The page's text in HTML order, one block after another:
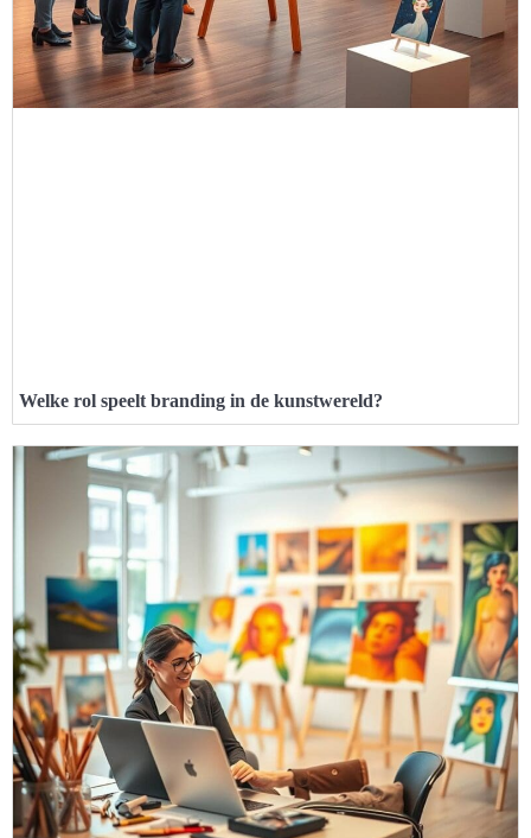
Welke rol speelt branding in de kunstwereld?